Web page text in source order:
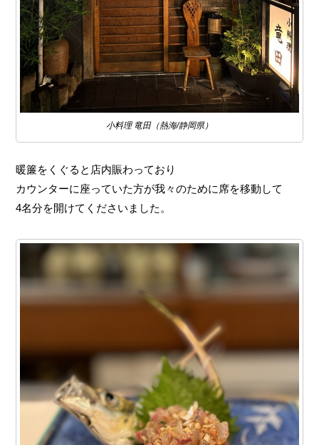
小料理 竜田（熱海/静岡県）
暖簾をくぐると店内賑わっており
カウンターに座っていた方が我々のために席を移動して
4名分を開けてくださいました。